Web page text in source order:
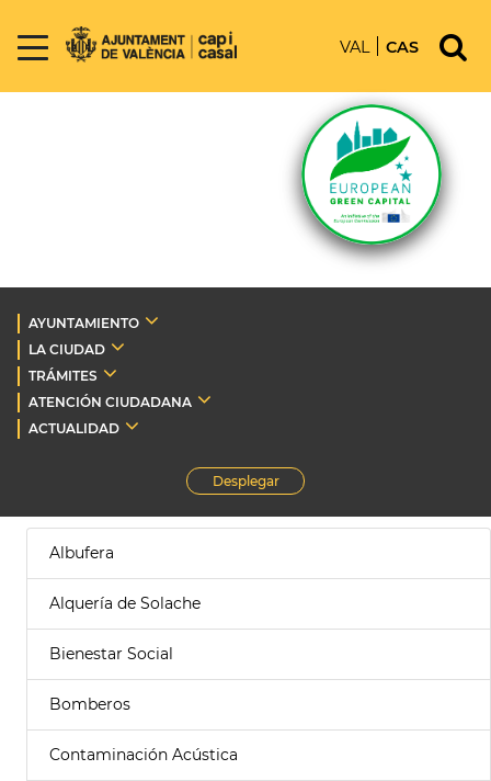
VAL CAS
AYUNTAMIENTO
LA CIUDAD
TRÁMITES
ATENCIÓN CIUDADANA
ACTUALIDAD
Desplegar
Albufera
Alquería de Solache
Bienestar Social
Bomberos
Contaminación Acústica